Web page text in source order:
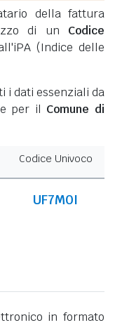
della fattura
di un Codice
(Indice delle
i dati essenziali da
per il Comune di
Codice Univoco
UF7M0I
in formato